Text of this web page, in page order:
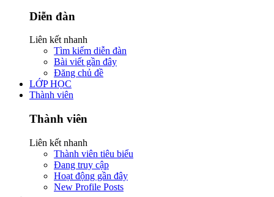
Diễn đàn
Liên kết nhanh
Tìm kiếm diễn đàn
Bài viết gần đây
Đăng chủ đề
LỚP HỌC
Thành viên
Thành viên
Liên kết nhanh
Thành viên tiêu biểu
Đang truy cập
Hoạt động gần đây
New Profile Posts